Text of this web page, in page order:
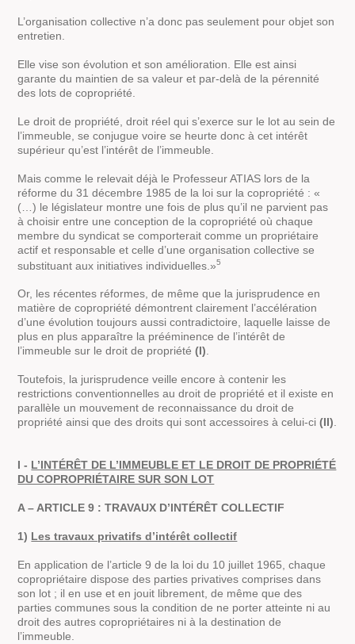
L’organisation collective n’a donc pas seulement pour objet son
entretien.
Elle vise son évolution et son amélioration. Elle est ainsi
garante du maintien de sa valeur et par-delà de la pérennité
des lots de copropriété.
Le droit de propriété, droit réel qui s’exerce sur le lot au sein de
l’immeuble, se conjugue voire se heurte donc à cet intérêt
supérieur qu’est l’intérêt de l’immeuble.
Mais comme le relevait déjà le Professeur ATIAS lors de la
réforme du 31 décembre 1985 de la loi sur la copropriété : «
(…) le législateur montre une fois de plus qu’il ne parvient pas
à choisir entre une conception de la copropriété où chaque
membre du syndicat se comporterait comme un propriétaire
actif et responsable et celle d’une organisation collective se
substituant aux initiatives individuelles.»5
Or, les récentes réformes, de même que la jurisprudence en
matière de copropriété démontrent clairement l’accélération
d’une évolution toujours aussi contradictoire, laquelle laisse de
plus en plus apparaître la prééminence de l’intérêt de
l’immeuble sur le droit de propriété(I).
Toutefois, la jurisprudence veille encore à contenir les
restrictions conventionnelles au droit de propriété et il existe en
parallèle un mouvement de reconnaissance du droit de
propriété ainsi que des droits qui sont accessoires à celui-ci(II).
I - L’INTÉRÊT DE L’IMMEUBLE ET LE DROIT DE PROPRIÉTÉ
DU COPROPRIÉTAIRE SUR SON LOT
A – ARTICLE 9 : TRAVAUX D’INTÉRÊT COLLECTIF
1) Les travaux privatifs d’intérêt collectif
En application de l’article 9 de la loi du 10 juillet 1965, chaque
copropriétaire dispose des parties privatives comprises dans
son lot ; il en use et en jouit librement, de même que des
parties communes sous la condition de ne porter atteinte ni au
droit des autres copropriétaires ni à la destination de
l’immeuble.